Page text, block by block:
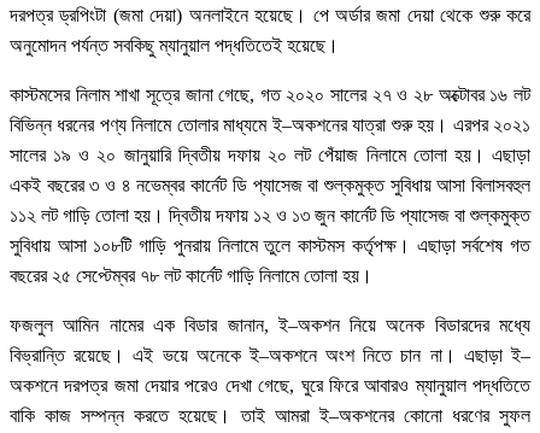
দরপত্র ড্রপিংটা (জমা দেয়া) অনলাইনে হয়েছে। পে অর্ডার জমা দেয়া থেকে শুরু করে
অনুমোদন পর্যন্ত সবকিছু ম্যানুয়াল পদ্ধতিতেই হয়েছে।
কাস্টমসের নিলাম শাখা সূত্রে জানা গেছে, গত ২০২০ সালের ২৭ ও ২৮ অক্টোবর ১৬ লট
বিভিন্ন ধরনের পণ্য নিলামে তোলার মাধ্যমে ই–অকশনের যাত্রা শুরু হয়। এরপর ২০২১
সালের ১৯ ও ২০ জানুয়ারি দ্বিতীয় দফায় ২০ লট পেঁয়াজ নিলামে তোলা হয়। এছাড়া
একই বছরের ৩ ও ৪ নভেম্বর কার্নেট ডি প্যাসেজ বা শুল্কমুক্ত সুবিধায় আসা বিলাসবহুল
১১২ লট গাড়ি তোলা হয়। দ্বিতীয় দফায় ১২ ও ১৩ জুন কার্নেট ডি প্যাসেজ বা শুল্কমুক্ত
সুবিধায় আসা ১০৮টি গাড়ি পুনরায় নিলামে তুলে কাস্টমস কর্তৃপক্ষ। এছাড়া সর্বশেষ গত
বছরের ২৫ সেপ্টেম্বর ৭৮ লট কার্নেট গাড়ি নিলামে তোলা হয়।
ফজলুল আমিন নামের এক বিডার জানান, ই–অকশন নিয়ে অনেক বিডারদের মধ্যে
বিভ্রান্তি রয়েছে। এই ভয়ে অনেকে ই–অকশনে অংশ নিতে চান না। এছাড়া ই–
অকশনে দরপত্র জমা দেয়ার পরেও দেখা গেছে, ঘুরে ফিরে আবারও ম্যানুয়াল পদ্ধতিতে
বাকি কাজ সম্পন্ন করতে হয়েছে। তাই আমরা ই–অকশনের কোনো ধরণের সুফল